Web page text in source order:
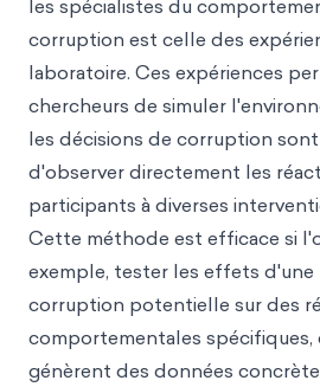
les spécialistes du
corruption est celle des
laboratoire. Ces expériences
chercheurs de simuler
les décisions de corruption
d'observer directement les
participants à diverses
Cette méthode est efficace si
exemple, tester les effets
corruption potentielle sur des
comportementales spécifiques,
génèrent des données